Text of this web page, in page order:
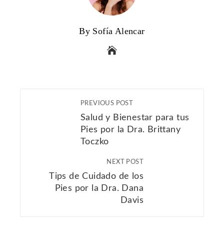
By Sofía Alencar
PREVIOUS POST
Salud y Bienestar para tus
Pies por la Dra. Brittany
Toczko
NEXT POST
Tips de Cuidado de los
Pies por la Dra. Dana
Davis